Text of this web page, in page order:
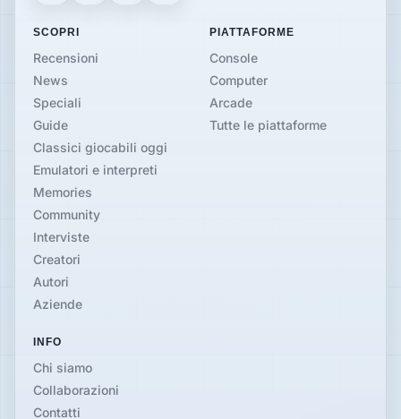
SCOPRI
Recensioni
News
Speciali
Guide
Classici giocabili oggi
Emulatori e interpreti
Memories
Community
Interviste
Creatori
Autori
Aziende
PIATTAFORME
Console
Computer
Arcade
Tutte le piattaforme
INFO
Chi siamo
Collaborazioni
Contatti